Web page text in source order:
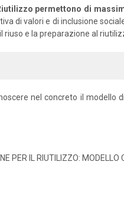
permettono di
di valori e di inclusione
e la preparazione al
nel concreto il modello
PER IL RIUTILIZZO: MODELLO